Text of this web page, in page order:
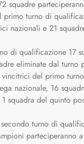
squadre
turno di
nazionali e 21
di qualificazione 17
eliminate dal turno
del primo
nazionale, 16
squadra del quinto
turno di
parteciperanno